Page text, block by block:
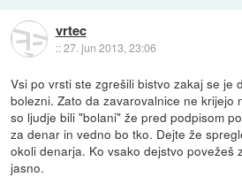
vrtec
::27. jun 2013, 23:06
Vsi po vrsti ste zgrešili bistvo zakaj se je
bolezni. Zato da zavarovalnice ne krijejo
so ljudje bili "bolani" že pred podpisom
za denar in vedno bo tko. Dejte že
okoli denarja. Ko vsako dejstvo povežeš
jasno.